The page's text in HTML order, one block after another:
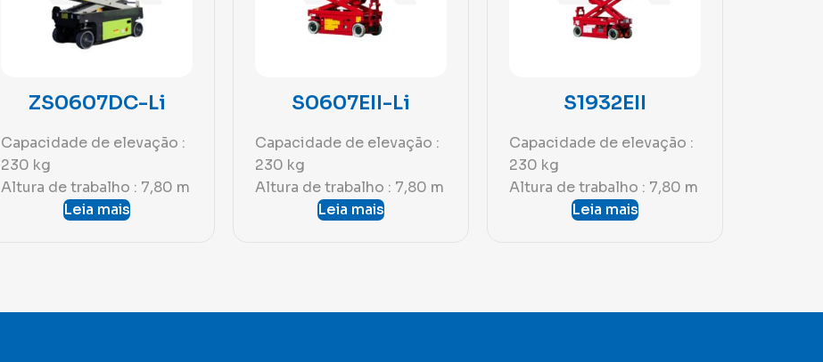
ZS0607DC-Li
Capacidade de elevação :
230 kg
Altura de trabalho : 7,80 m
Leia mais
S0607EII-Li
Capacidade de elevação :
230 kg
Altura de trabalho : 7,80 m
Leia mais
S1932EII
Capacidade de elevação :
230 kg
Altura de trabalho : 7,80 m
Leia mais